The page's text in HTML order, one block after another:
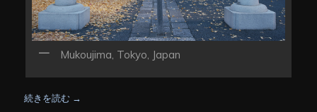
Mukoujima, Tokyo, Japan
続きを読む →